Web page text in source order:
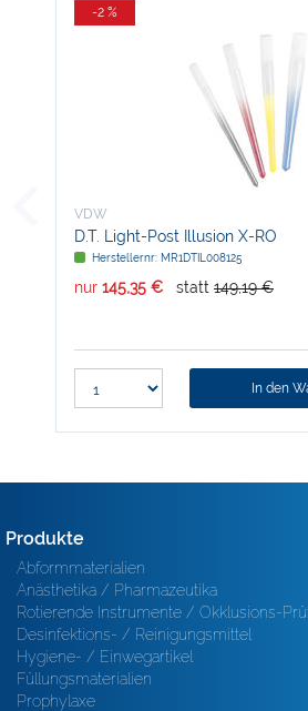
-2 %
VDW
D.T. Light-Post Illusion X-RO
Herstellernr: MR1DTIL008125
nur 145,35 € statt 149,19 €
In den
Produkte
Abformmaterialien
Anästhetika / Pharmazeutika
Rotierende Instrumente / Okklusions-
Desinfektions- / Reinigungsmittel
Hygiene- / Einwegartikel
Füllungsmaterialien
Prophylaxe